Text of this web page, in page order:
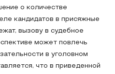
о количестве
кандидатов в присяжные
вызову в судебное
может повлечь
в уголовном
что в приведенной